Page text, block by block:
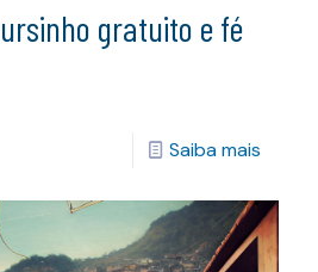
gratuito e fé
Saiba mais